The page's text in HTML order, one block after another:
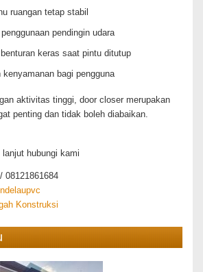
ruangan tetap stabil
pendingin udara
keras saat pintu ditutup
kenyamanan bagi pengguna
aktivitas tinggi, door closer merupakan
penting dan tidak boleh diabaikan.
hubungi kami
08121861684
Konstruksi